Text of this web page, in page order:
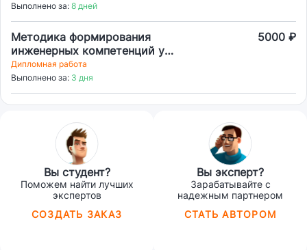
Выполнено за: 8 дней
Методика формирования
инженерных компетенций у
старшеклассников
5000 ₽
Дипломная работа
Выполнено за: 3 дня
Вы студент?
Поможем найти лучших
экспертов
СОЗДАТЬ ЗАКАЗ
Вы эксперт?
Зарабатывайте с
надежным партнером
СТАТЬ АВТОРОМ